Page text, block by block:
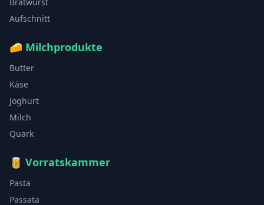
Aufschnitt
🧀 Milchprodukte
Butter
Käse
Joghurt
Milch
Quark
🥫 Vorratskammer
Pasta
Passata